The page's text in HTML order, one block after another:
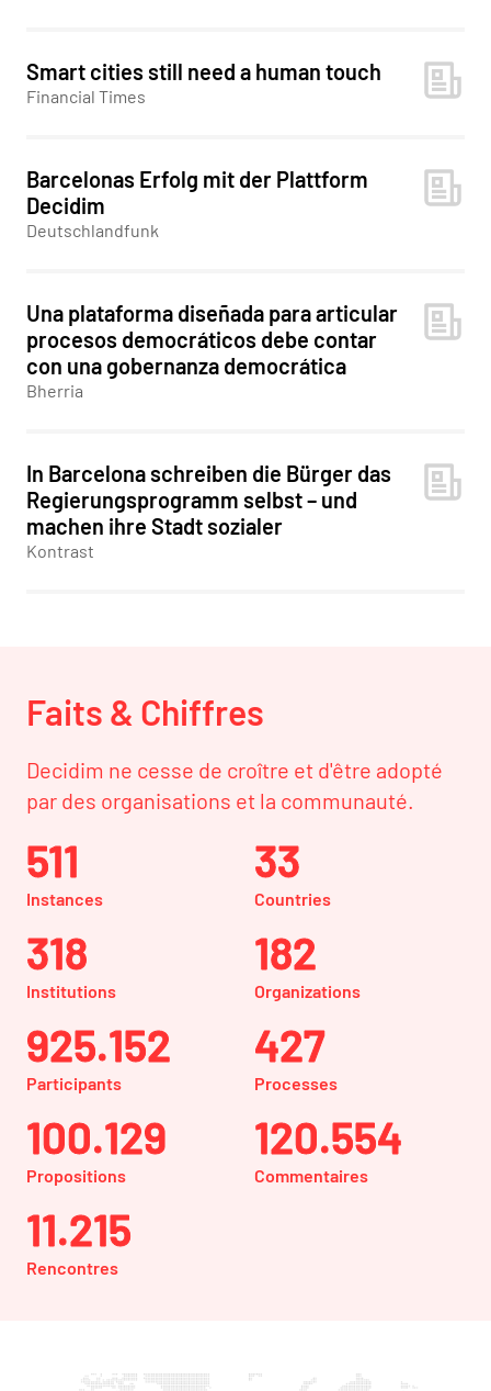
Smart cities still need a human touch
Financial Times
Barcelonas Erfolg mit der Plattform
Decidim
Deutschlandfunk
Una plataforma diseñada para articular
procesos democráticos debe contar
con una gobernanza democrática
Bherria
In Barcelona schreiben die Bürger das
Regierungsprogramm selbst – und
machen ihre Stadt sozialer
Kontrast
Faits & Chiffres
Decidim ne cesse de croître et d'être adopté
par des organisations et la communauté.
511
Instances
33
Countries
318
Institutions
182
Organizations
925.152
Participants
427
Processes
100.129
Propositions
120.554
Commentaires
11.215
Rencontres